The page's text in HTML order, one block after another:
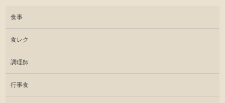
食事
食レク
調理師
行事食